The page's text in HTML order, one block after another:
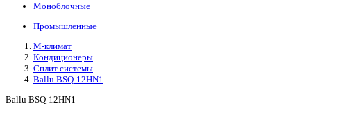
Моноблочные
Промышленные
М-климат
Кондиционеры
Сплит системы
Ballu BSQ-12HN1
Ballu BSQ-12HN1